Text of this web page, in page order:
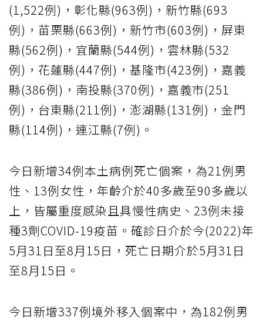
(1,522例)，彰化縣(963例)，新竹縣(693
例)，苗栗縣(663例)，新竹市(603例)，屏東
縣(562例)，宜蘭縣(544例)，雲林縣(532
例)，花蓮縣(447例)，基隆市(423例)，嘉義
縣(386例)，南投縣(370例)，嘉義市(251
例)，台東縣(211例)，澎湖縣(131例)，金門
縣(114例)，連江縣(7例)。
今日新增34例本土病例死亡個案，為21例男
性、13例女性，年齡介於40多歲至90多歲以
上，皆屬重度感染且具慢性病史、23例未接
種3劑COVID-19疫苗。確診日介於今(2022)年
5月31日至8月15日，死亡日期介於5月31日
至8月15日。
今日新增337例境外移入個案中，為182例男